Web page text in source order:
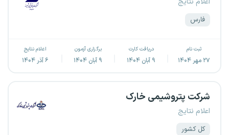
فارس
ثبت نام
۲۷ مهر ۱۴۰۴
دریافت کارت
۹ آبان ۱۴۰۴
برگزاری آزمون
۹ آبان ۱۴۰۴
اعلام نتایج
۶ آذر ۱۴۰۴
شرکت پتروشیمی خارک
اعلام نتایج
کل کشور